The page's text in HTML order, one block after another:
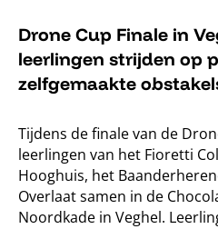
Drone Cup Finale in
leerlingen strijden op
zelfgemaakte
Tijdens de finale van de
leerlingen van het Fioretti
Hooghuis, het
Overlaat samen in de
Noordkade in Veghel.